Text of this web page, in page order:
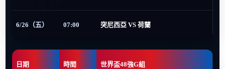
6/26（五） 07:00 突尼西亞 VS 荷蘭
日期 時間 世界盃48強G組